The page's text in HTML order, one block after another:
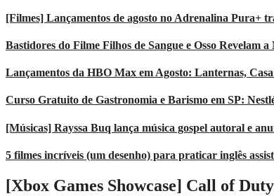
[Filmes] Lançamentos de agosto no Adrenalina Pura+
Bastidores do Filme Filhos de Sangue e Osso Revelam
Lançamentos da HBO Max em Agosto: Lanternas,
Curso Gratuito de Gastronomia e Barismo em SP:
[Músicas] Rayssa Buq lança música gospel autoral e
5 filmes incríveis (um desenho) para praticar inglês
[Xbox Games Showcase] Call of